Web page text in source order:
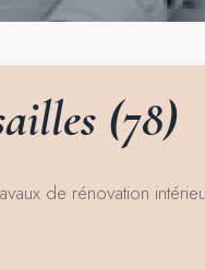
(78)
de rénovation